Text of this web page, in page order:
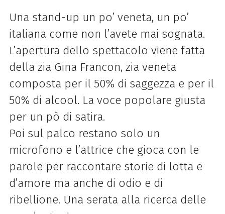
Una stand-up un po’ veneta, un po’
italiana come non l’avete mai sognata.
L’apertura dello spettacolo viene fatta
della zia Gina Francon, zia veneta
composta per il 50% di saggezza e per il
50% di alcool. La voce popolare giusta
per un pò di satira.
Poi sul palco restano solo un
microfono e l’attrice che gioca con le
parole per raccontare storie di lotta e
d’amore ma anche di odio e di
ribellione. Una serata alla ricerca delle